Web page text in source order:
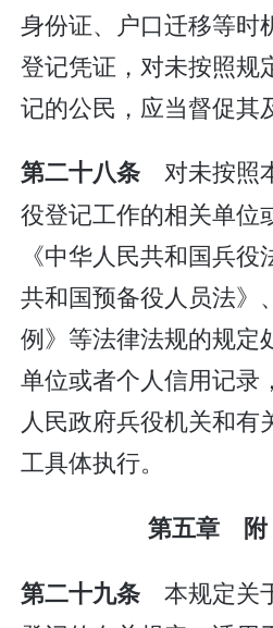
身份证、户口迁移等时
登记凭证，对未按照规
记的公民，应当督促其
第二十八条对未按照
役登记工作的相关单位
《中华人民共和国兵
共和国预备役人员法》
例》等法律法规的规定
单位或者个人信用记录
人民政府兵役机关和有
工具体执行。
第五章
第二十九条 本规定关